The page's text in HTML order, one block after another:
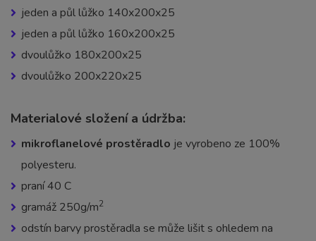
jeden a půl lůžko 140x200x25
jeden a půl lůžko 160x200x25
dvoulůžko 180x200x25
dvoulůžko 200x220x25
Materialové složení a údržba:
mikroflanelové prostěradlo je vyrobeno ze 100%
polyesteru.
praní 40 C
gramáž 250g/m2
odstín barvy prostěradla se může lišit s ohledem na